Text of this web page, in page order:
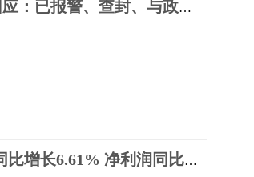
头条：保险柜锁芯被换，涉事机构回应：已报警、查封、与政府协商……
每日播报!天山铝业三季度营业收入同比增长6.61% 净利润同比下滑67.82%